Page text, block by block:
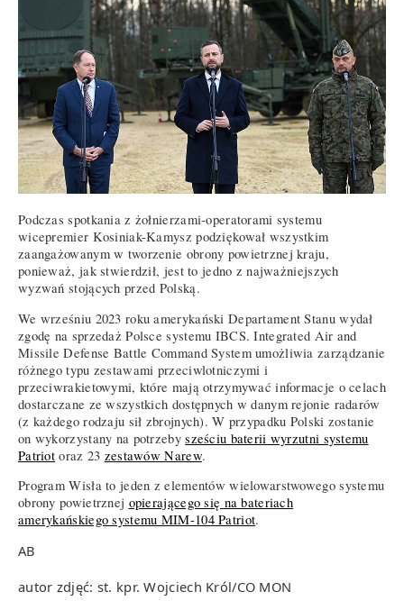
Podczas spotkania z żołnierzami-operatorami systemu
wicepremier Kosiniak-Kamysz podziękował wszystkim
zaangażowanym w tworzenie obrony powietrznej kraju,
ponieważ, jak stwierdził, jest to jedno z najważniejszych
wyzwań stojących przed Polską.
We wrześniu 2023 roku amerykański Departament Stanu wydał
zgodę na sprzedaż Polsce systemu IBCS. Integrated Air and
Missile Defense Battle Command System umożliwia zarządzanie
różnego typu zestawami przeciwlotniczymi i
przeciwrakietowymi, które mają otrzymywać informacje o celach
dostarczane ze wszystkich dostępnych w danym rejonie radarów
(z każdego rodzaju sił zbrojnych). W przypadku Polski zostanie
on wykorzystany na potrzebysześciu baterii wyrzutni systemu
Patriot oraz 23 zestawów Narew.
Program Wisła to jeden z elementów wielowarstwowego systemu
obrony powietrznej opierającego się na bateriach
amerykańskiego systemu MIM-104 Patriot.
AB
autor zdjęć: st. kpr. Wojciech Król/CO MON